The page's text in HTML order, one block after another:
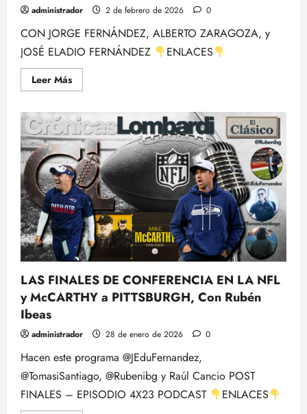
administrador 2 de febrero de 2026 0
CON JORGE FERNÁNDEZ, ALBERTO ZARAGOZA, y
JOSÉ ELADIO FERNÁNDEZ
ENLACES
Leer MásLeer
más
Y
LLEGA
SUPER
BOWL
LX
–
NFL
2026:
Week
by
Week
–
PREVIA
DEL
PARTIDO
MÁS
LAS FINALES DE CONFERENCIA EN LA NFL
y McCARTHY a PITTSBURGH, Con Rubén
Ibeas
administrador 28 de enero de 2026 0
Hacen este programa @JEduFernandez,
@TomasiSantiago, @Rubenibg y Raúl Cancio POST
FINALES – EPISODIO 4X23 PODCAST
ENLACES